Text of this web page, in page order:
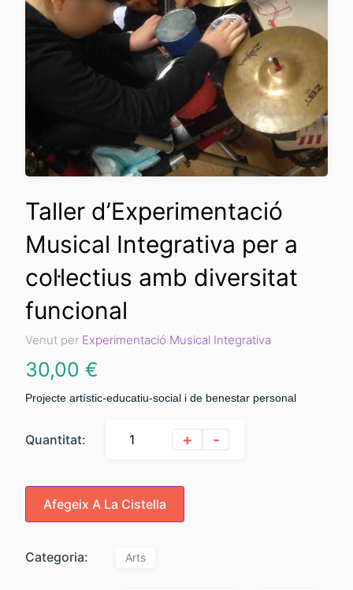
Taller d’Experimentació
Musical Integrativa per a
col·lectius amb diversitat
funcional
Venut per Experimentació Musical Integrativa
30,00 €
Projecte artístic-educatiu-social i de benestar personal
Quantitat: + -
Afegeix A La Cistella
Categoria: Arts